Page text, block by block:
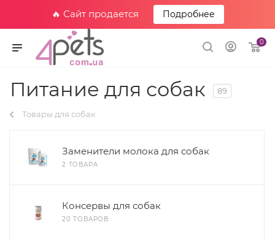
🔥 Сайт продается Подробнее
0
Питание для собак 89
Товары для собак
Заменители молока для собак
2 ТОВАРА
Консервы для собак
20 ТОВАРОВ